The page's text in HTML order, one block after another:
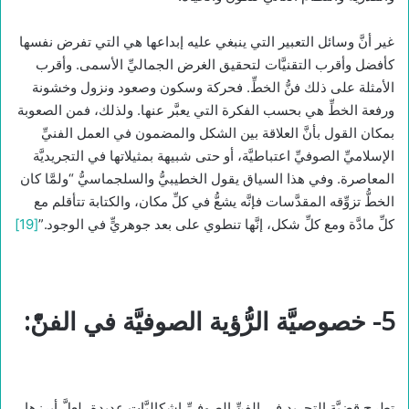
غير أنَّ وسائل التعبير التي ينبغي عليه إبداعها هي التي تفرض نفسها
كأفضل وأقرب التقنيَّات لتحقيق الغرض الجماليِّ الأسمى. وأقرب
الأمثلة على ذلك فنُّ الخطِّ. فحركة وسكون وصعود ونزول وخشونة
ورفعة الخطِّ هي بحسب الفكرة التي يعبَّر عنها. ولذلك، فمن الصعوبة
بمكان القول بأنَّ العلاقة بين الشكل والمضمون في العمل الفنيِّ
الإسلاميِّ الصوفيِّ اعتباطيَّة، أو حتى شبيهة بمثيلاتها في التجريديَّة
المعاصرة. وفي هذا السياق يقول الخطيبيُّ والسلجماسيُّ “ولمَّا كان
الخطُّ تزوِّقه المقدَّسات فإنَّه يشعُّ في كلِّ مكان، والكتابة تتأقلم مع
كلِّ مادَّة ومع كلِّ شكل، إنَّها تنطوي على بعد جوهريٍّ في الوجود.”[19]
5- خصوصيَّة الرُّؤية الصوفيَّة في الفنّْ: